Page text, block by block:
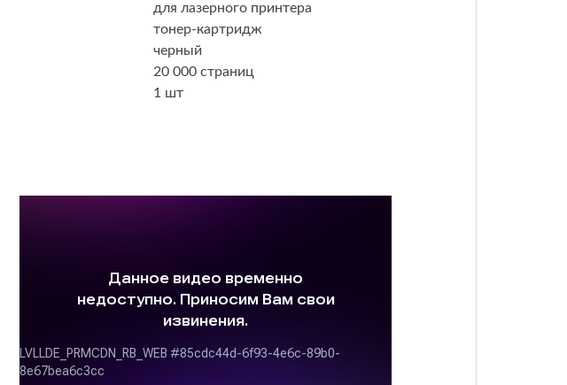
для лазерного принтера
тонер-картридж
черный
20 000 страниц
1 шт